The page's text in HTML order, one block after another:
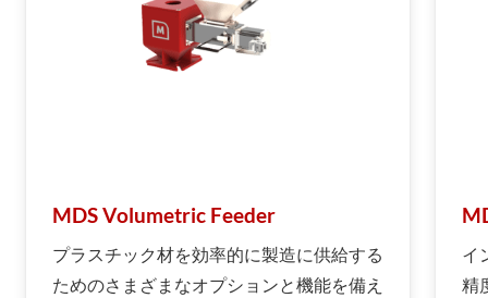
MDS Volumetric Feeder
プラスチック材を効率的に製造に供給する
ためのさまざまなオプションと機能を備え
イ
精